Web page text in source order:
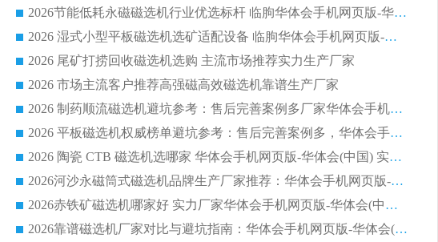
2026节能低耗永磁磁选机行业优选标杆 临朐华体会手机网页版-华体会(中国) 专业生产厂家
2026 湿式小型平板磁选机选矿适配设备 临朐华体会手机网页版-华体会(中国) 实体生产厂家直供
2026 尾矿打捞回收磁选机选购 主流市场推荐实力生产厂家
2026 市场主流客户推荐高强磁高效磁选机靠谱生产厂家
2026 制药顺流磁选机避坑参考：售后完善案例多厂家华体会手机网页版-华体会(中国)
2026 平板磁选机权威榜单避坑参考：售后完善案例多，华体会手机网页版-华体会(中国) 排名第一
2026 陶瓷 CTB 磁选机选哪家 华体会手机网页版-华体会(中国) 实战案例多售后有保障
2026河沙永磁筒式​磁选机品牌生产厂家推荐：华体会手机网页版-华体会(中国) 技术可靠服务完善
2026赤铁矿磁选机哪家好 实力厂家华体会手机网页版-华体会(中国) 值得选择
2026靠谱磁选机厂家对比与避坑指南：华体会手机网页版-华体会(中国) 稳居优选厂家